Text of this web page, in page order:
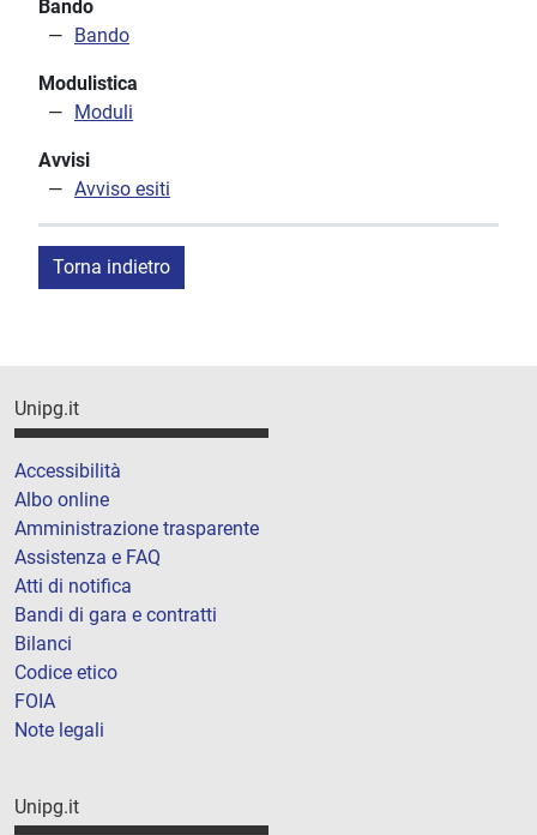
Bando
Bando
Modulistica
Moduli
Avvisi
Avviso esiti
Torna indietro
Unipg.it
Accessibilità
Albo online
Amministrazione trasparente
Assistenza e FAQ
Atti di notifica
Bandi di gara e contratti
Bilanci
Codice etico
FOIA
Note legali
Unipg.it